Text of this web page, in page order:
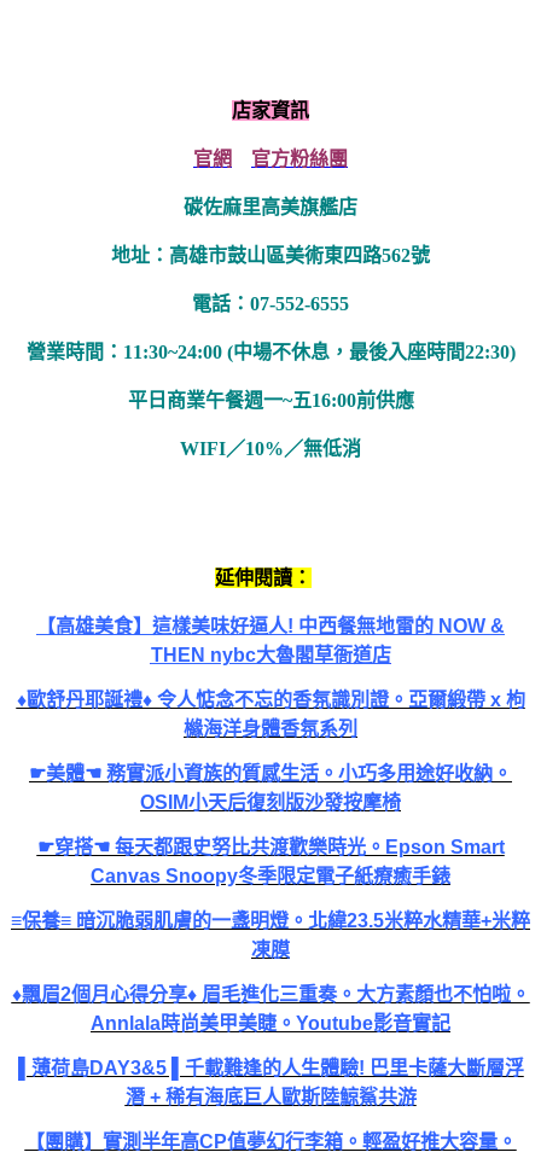
店家資訊
官網 官方粉絲團
碳佐麻里高美旗艦店
地址：高雄市鼓山區美術東四路562號
電話：07-552-6555
營業時間：11:30~24:00 (中場不休息， 最後入座時間22:30)
平日商業午餐週一~五16:00前供應
WIFI／10%／無低消
延伸閱讀：
【高雄美食】這樣美味好逼人! 中西餐無地雷的 NOW &
THEN nybc大魯閣草衙道店
♦歐舒丹耶誕禮♦ 令人惦念不忘的香氛識別證。亞爾緞帶 x 枸
櫞海洋身體香氛系列
☛美體☚ 務實派小資族的質感生活。小巧多用途好收納。
OSIM小天后復刻版沙發按摩椅
☛穿搭☚ 每天都跟史努比共渡歡樂時光。Epson Smart
Canvas Snoopy冬季限定電子紙療癒手錶
≡保養≡ 暗沉脆弱肌膚的一盞明燈。北緯23.5米粹水精華+米粹
凍膜
♦飄眉2個月心得分享♦ 眉毛進化三重奏。大方素顏也不怕啦。
Annlala時尚美甲美睫。Youtube影音實記
▌薄荷島DAY3&5 ▌千載難逢的人生體驗! 巴里卡薩大斷層浮
潛 + 稀有海底巨人歐斯陸鯨鯊共游
【團購】實測半年高CP值夢幻行李箱。輕盈好推大容量。